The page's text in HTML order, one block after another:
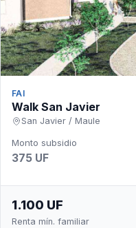
FAI
Walk San Javier
San Javier / Maule
Monto subsidio
375 UF
1.100 UF
Renta mín. familiar